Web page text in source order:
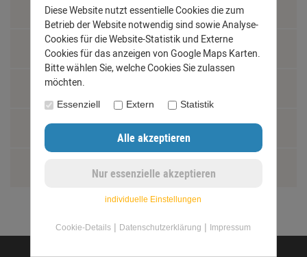
Materialkunde
Fachbegriffe
Montage und Installationshilfen
Größentabelle
Diese Website nutzt essentielle Cookies die zum
Betrieb der Website notwendig sind sowie Analyse-
Cookies für die Website-Statistik und Externe
Cookies für das anzeigen von Google Maps Karten.
Bitte wählen Sie, welche Cookies Sie zulassen
möchten.
Essenziell Extern Statistik
individuelle Einstellungen
Cookie-Details | Datenschutzerklärung | Impressum